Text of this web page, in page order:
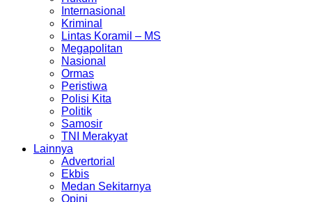
Internasional
Kriminal
Lintas Koramil – MS
Megapolitan
Nasional
Ormas
Peristiwa
Polisi Kita
Politik
Samosir
TNI Merakyat
Lainnya
Advertorial
Ekbis
Medan Sekitarnya
Opini